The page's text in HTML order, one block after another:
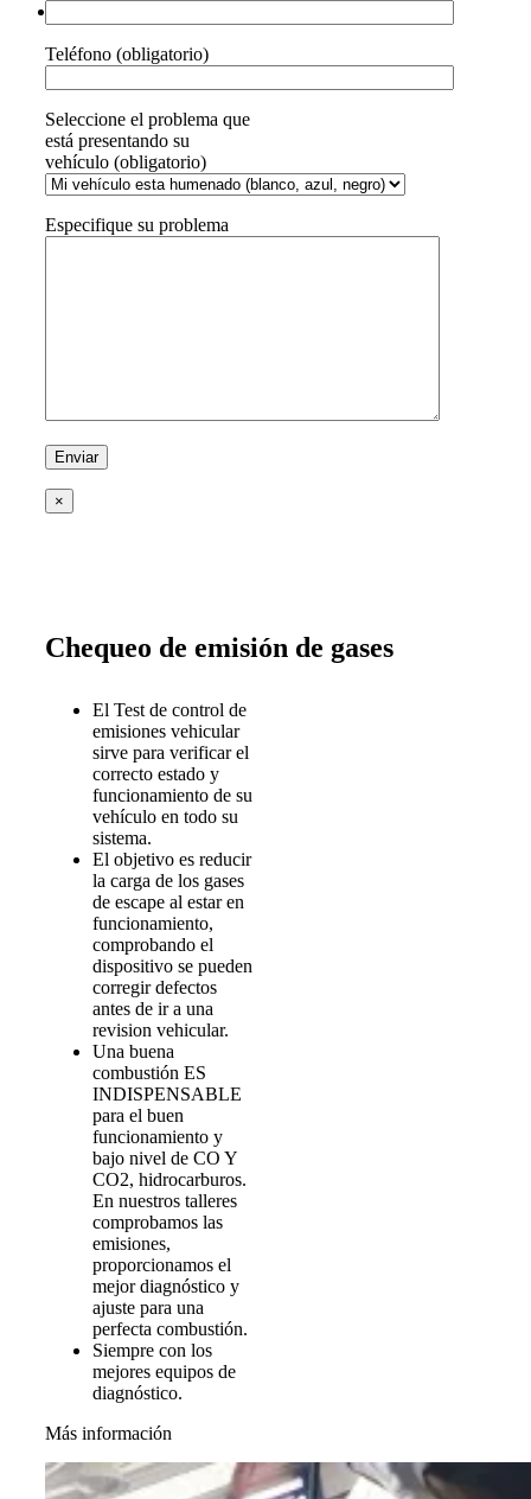
Teléfono (obligatorio)
Seleccione el problema que
está presentando su
vehículo (obligatorio)
Especifique su problema
×
Chequeo de emisión de gases
El Test de control de
emisiones vehicular
sirve para verificar el
correcto estado y
funcionamiento de su
vehículo en todo su
sistema.
El objetivo es reducir
la carga de los gases
de escape al estar en
funcionamiento,
comprobando el
dispositivo se pueden
corregir defectos
antes de ir a una
revision vehicular.
Una buena
combustión ES
INDISPENSABLE
para el buen
funcionamiento y
bajo nivel de CO Y
CO2, hidrocarburos.
En nuestros talleres
comprobamos las
emisiones,
proporcionamos el
mejor diagnóstico y
ajuste para una
perfecta combustión.
Siempre con los
mejores equipos de
diagnóstico.
Más información